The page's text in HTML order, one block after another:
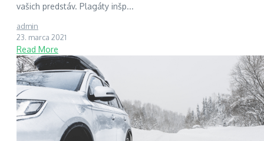
vašich predstáv. Plagáty inšp...
admin
23. marca 2021
Read More